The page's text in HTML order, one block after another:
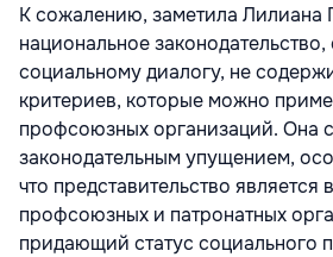
К сожалению, заметила Лилиана
национальное
социальному диалогу, не
критериев, которые можно
профсоюзных органи­заций. Она
законодательным упущением,
что пред­ставительство
профсоюзных и патронатных
придающий статус социального